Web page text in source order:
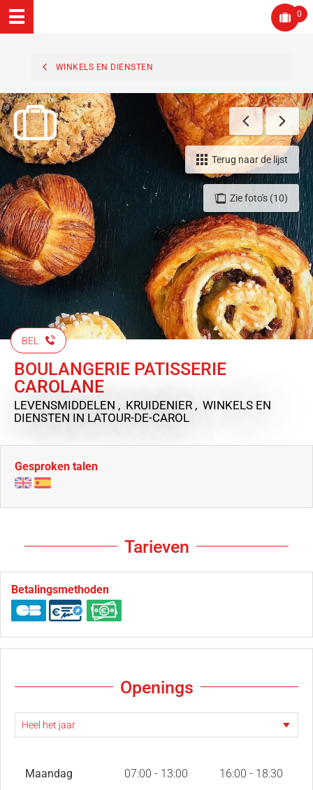
0
WINKELS EN DIENSTEN
Zie foto's (10)
Terug naar de lijst
BEL
BOULANGERIE PATISSERIE
CAROLANE
LEVENSMIDDELEN , KRUIDENIER , WINKELS EN
DIENSTEN IN LATOUR-DE-CAROL
Gesproken talen
Tarieven
Betalingsmethoden
Openings
Maandag 07:00 - 13:00 16:00 - 18:30